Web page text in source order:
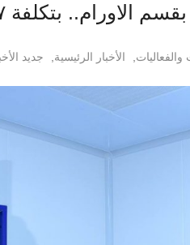
بتكلفة ٧ ملايين جنيه
والفعاليات الأخبار الرئيسية جديد